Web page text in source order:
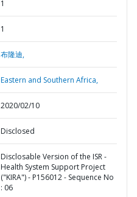
1
1
布隆迪,
Eastern and Southern Africa,
2020/02/10
Disclosed
Disclosable Version of the ISR -
Health System Support Project
("KIRA") - P156012 - Sequence No
: 06